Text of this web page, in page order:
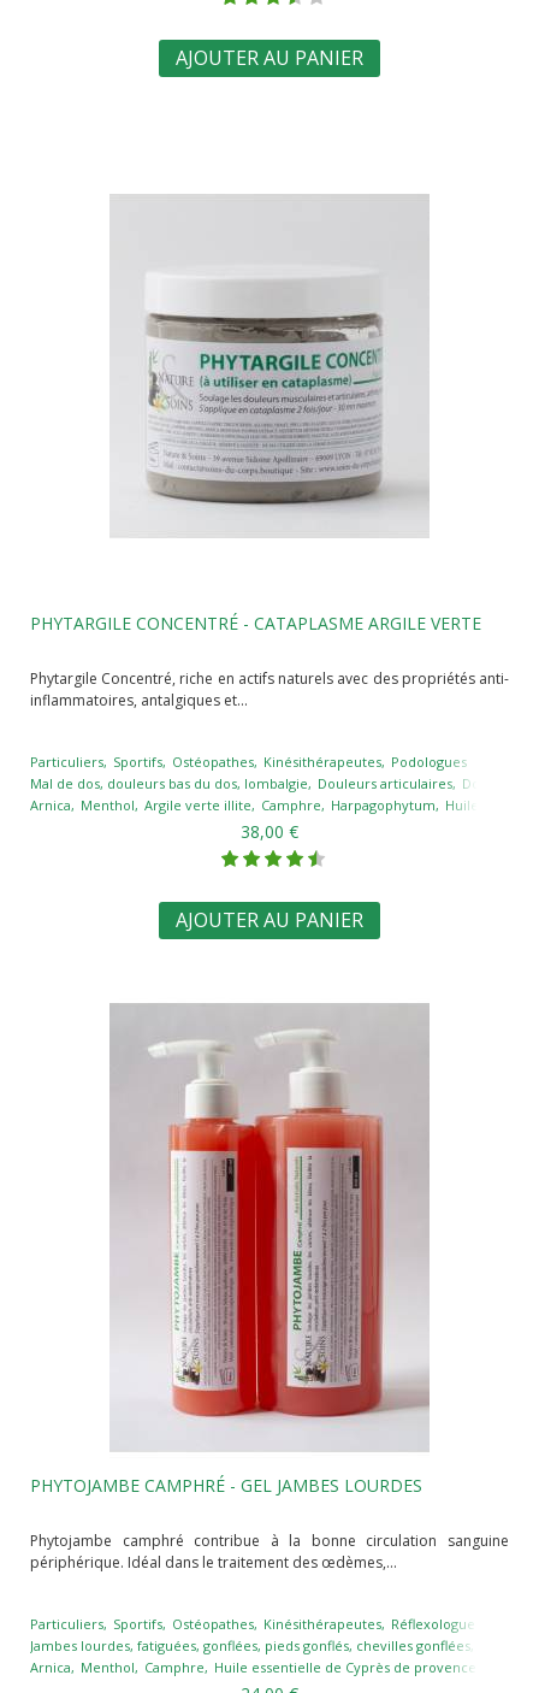
AJOUTER AU PANIER
PHYTARGILE CONCENTRÉ - CATAPLASME ARGILE VERTE
Phytargile Concentré, riche en actifs naturels avec des propriétés anti-
inflammatoires, antalgiques et...
Particuliers Sportifs Ostéopathes Kinésithérapeutes Podologues
Mal de dos, douleurs bas du dos, lombalgie
Douleurs articulaires Douleurs
Arnica
Menthol Argile verte illite Camphre Harpagophytum Huile
38,00 €
AJOUTER AU PANIER
PHYTOJAMBE CAMPHRÉ - GEL JAMBES LOURDES
Phytojambe camphré contribue à la bonne circulation sanguine
périphérique. Idéal dans le traitement des œdèmes,...
Particuliers Sportifs Ostéopathes Kinésithérapeutes Réflexologues
Jambes lourdes, fatiguées, gonflées, pieds gonflés, chevilles gonflées
Arnica
Menthol Camphre Huile essentielle de Cyprès de provence